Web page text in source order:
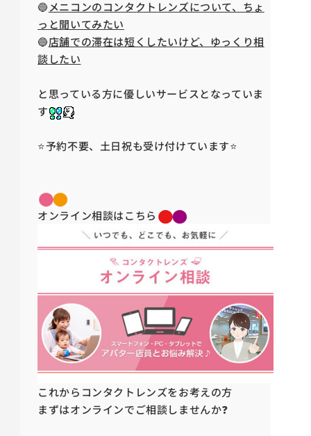
🔵メニコンのコンタクトレンズについて、ちょ
っと聞いてみたい
🔵店舗での滞在は短くしたいけど、ゆっくり相
談したい
と思っている方に優しいサービスとなっていま
す
⭐予約不要、土日祝も受け付けています⭐
オンライン相談はこちら
これからコンタクトレンズをお考えの方
まずはオンラインでご相談しませんか❓